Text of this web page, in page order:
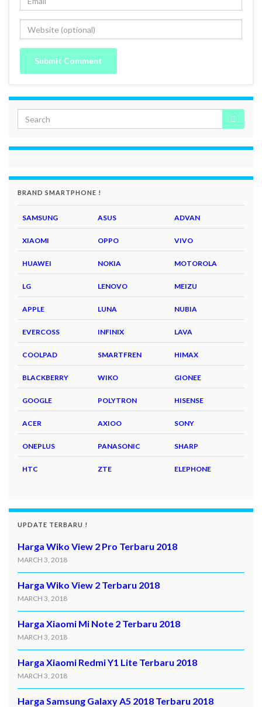
BRAND SMARTPHONE !
SAMSUNG ASUS ADVAN
XIAOMI OPPO VIVO
HUAWEI NOKIA MOTOROLA
LG LENOVO MEIZU
APPLE LUNA NUBIA
EVERCOSS INFINIX LAVA
COOLPAD SMARTFREN HIMAX
BLACKBERRY WIKO GIONEE
GOOGLE POLYTRON HISENSE
ACER AXIOO SONY
ONEPLUS PANASONIC SHARP
HTC ZTE ELEPHONE
UPDATE TERBARU !
Harga Wiko View 2 Pro Terbaru 2018
MARCH 3, 2018
Harga Wiko View 2 Terbaru 2018
MARCH 3, 2018
Harga Xiaomi Mi Note 2 Terbaru 2018
MARCH 3, 2018
Harga Xiaomi Redmi Y1 Lite Terbaru 2018
MARCH 3, 2018
Harga Samsung Galaxy A5 2018 Terbaru 2018